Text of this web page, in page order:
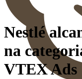
Nestlé
na
VTEX Ads